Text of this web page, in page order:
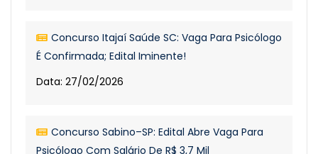
Concurso Itajaí Saúde SC: Vaga Para Psicólogo
É Confirmada; Edital Iminente!
Data: 27/02/2026
Concurso Sabino–SP: Edital Abre Vaga Para
Psicólogo Com Salário De R$ 3,7 Mil